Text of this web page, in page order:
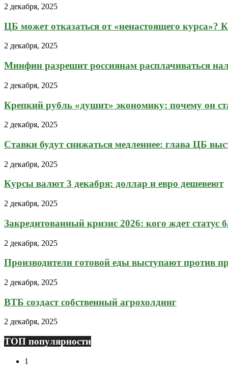
2 декабря, 2025
ЦБ может отказаться от «ненастоящего курса»?
2 декабря, 2025
Минфин разрешит россиянам расплачиваться
2 декабря, 2025
Крепкий рубль «душит» экономику: почему он
2 декабря, 2025
Ставки будут снижаться медленнее: глава ЦБ
2 декабря, 2025
Курсы валют 3 декабря: доллар и евро дешевеют
2 декабря, 2025
Закредитованный кризис 2026: кого ждет статус
2 декабря, 2025
Производители готовой еды выступают против
2 декабря, 2025
ВТБ создаст собственный агрохолдинг
2 декабря, 2025
ТОП популярности
1